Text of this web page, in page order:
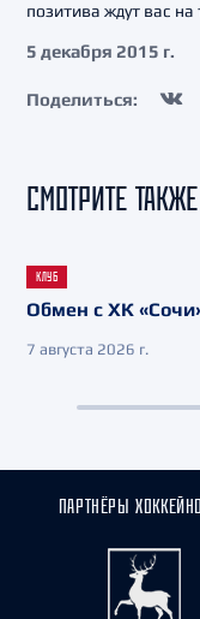
позитива ждут вас на
5 декабря 2015 г.
Поделиться:
СМОТРИТЕ ТАКЖЕ
КЛУБ
Обмен с ХК
7 августа 2026 г.
ПАРТНЁРЫ